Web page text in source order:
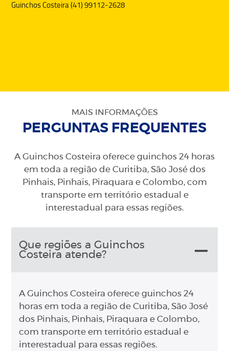
Guinchos Costeira (41) 99112-2628
MAIS INFORMAÇÕES
PERGUNTAS FREQUENTES
A Guinchos Costeira oferece guinchos 24 horas
em toda a região de Curitiba, São José dos
Pinhais, Pinhais, Piraquara e Colombo, com
transporte em território estadual e
interestadual para essas regiões.
Que regiões a Guinchos
Costeira atende?
A Guinchos Costeira oferece guinchos 24
horas em toda a região de Curitiba, São José
dos Pinhais, Pinhais, Piraquara e Colombo,
com transporte em território estadual e
interestadual para essas regiões.